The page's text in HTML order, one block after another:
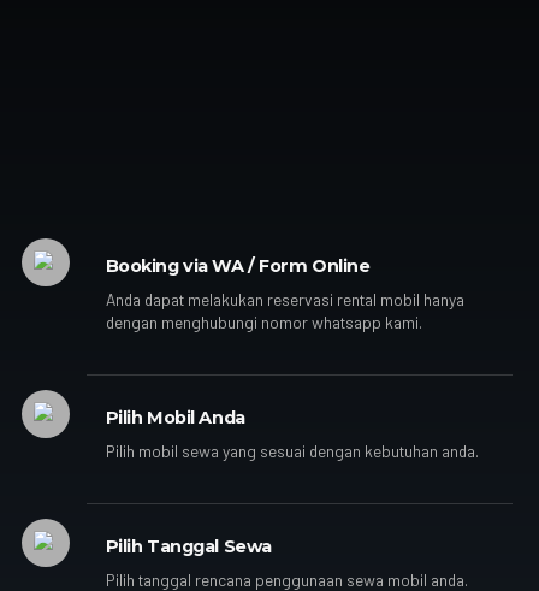
Booking via WA / Form Online
Anda dapat melakukan reservasi rental mobil hanya
dengan menghubungi nomor whatsapp kami.
Pilih Mobil Anda
Pilih mobil sewa yang sesuai dengan kebutuhan anda.
Pilih Tanggal Sewa
Pilih tanggal rencana penggunaan sewa mobil anda.